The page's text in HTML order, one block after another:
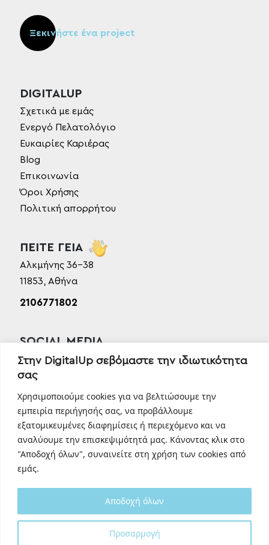
Στην DigitalUp σεβόμαστε την ιδιωτικότητα
σας
Χρησιμοποιούμε cookies για να βελτιώσουμε την
εμπειρία περιήγησής σας, να προβάλλουμε
εξατομικευμένες διαφημίσεις ή περιεχόμενο και να
αναλύουμε την επισκεψιμότητά μας. Κάνοντας κλικ στο
"Αποδοχή όλων", συναινείτε στη χρήση των cookies από
εμάς.
Προσαρμογή
Αποδοχή όλων
Ξεκινήστε ένα project
DIGITALUP
Σχετικά με εμάς
Ενεργό Πελατολόγιο
Ευκαιρίες Καριέρας
Blog
Επικοινωνία
Όροι Χρήσης
Πολιτική απορρήτου
ΠΕΙΤΕ ΓΕΙΑ
Αλκμήνης 36-38
11853, Αθήνα
2106771802
SOCIAL MEDIA
Facebook
Instagram
TikTok
Behance
Youtube
Designed and developed with